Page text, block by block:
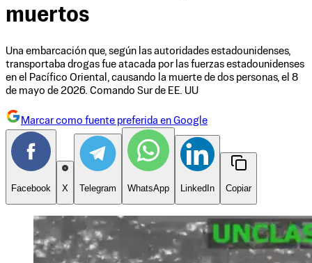
muertos
Una embarcación que, según las autoridades estadounidenses,
transportaba drogas fue atacada por las fuerzas estadounidenses
en el Pacífico Oriental, causando la muerte de dos personas, el 8
de mayo de 2026. Comando Sur de EE. UU
Marcar como fuente preferida en Google
Facebook X Telegram WhatsApp LinkedIn Copiar